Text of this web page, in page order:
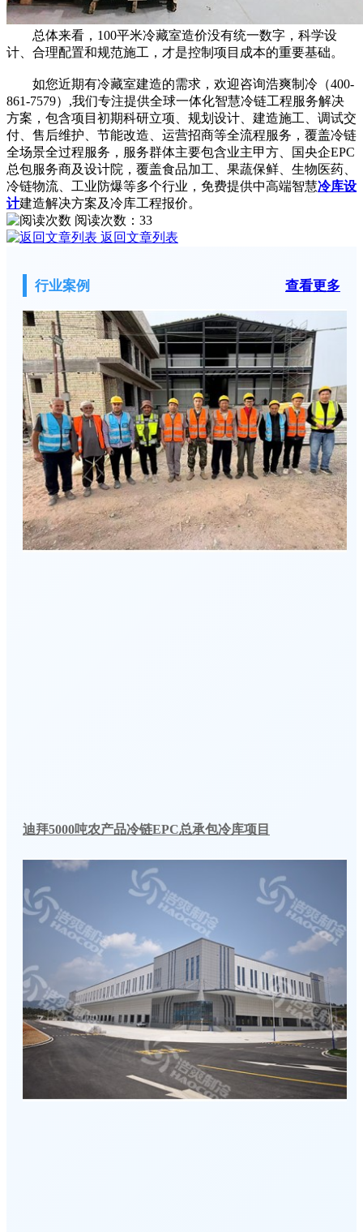
总体来看，100平米冷藏室造价没有统一数字，科学设
计、合理配置和规范施工，才是控制项目成本的重要基础。
如您近期有冷藏室建造的需求，欢迎咨询浩爽制冷（400-
861-7579）,我们专注提供全球一体化智慧冷链工程服务解决
方案，包含项目初期科研立项、规划设计、建造施工、调试交
付、售后维护、节能改造、运营招商等全流程服务，覆盖冷链
全场景全过程服务，服务群体主要包含业主甲方、国央企EPC
总包服务商及设计院，覆盖食品加工、果蔬保鲜、生物医药、
冷链物流、工业防爆等多个行业，免费提供中高端智慧冷库设
计建造解决方案及冷库工程报价。
阅读次数： 33
返回文章列表
行业案例 查看更多
迪拜5000吨农产品冷链EPC总承包冷库项目